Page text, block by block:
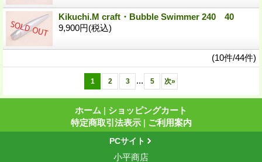
Kikuchi.M craft・Bubble Swimmer 240 40
9,900円(税込)
(10件/44件)
1 2 3 ... 5 次»
ホーム | ショッピングカート
特定商取引法表示 | ご利用案内
PCサイト
小平商店